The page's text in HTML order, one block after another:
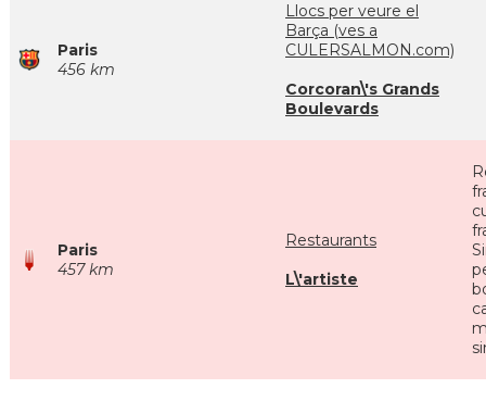
Paris
456 km
Llocs per veure el
Barça (ves a
CULERSALMON.com)
Corcoran\'s Grands
Boulevards
Paris
457 km
Restaurants
L\'artiste